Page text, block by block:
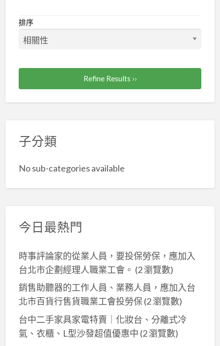
市
排序
Refine Results ››
子分類
No sub-categories available
今日最熱門
時事評論家的從業人員，要投保勞保，應加入
台北市企劃經理人職業工會。 (2 瀏覽數)
銷售助聽器的工作人員、業務人員，應加入台
北市百貨行售貨職業工會投勞保(2 瀏覽數)
台中二手家具家電特賣｜化妝台、分離式冷
氣、衣櫃、L型沙發超值優惠中 (2 瀏覽數)